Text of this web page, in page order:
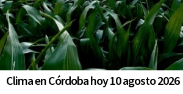
Clima en Córdoba hoy 10 agosto 2026